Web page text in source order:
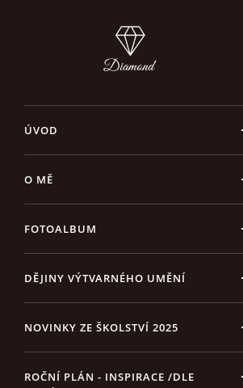
ÚVOD
O MĚ
FOTOALBUM
DĚJINY VÝTVARNÉHO UMĚNÍ
NOVINKY ZE ŠKOLSTVÍ 2025
ROČNÍ PLÁN - INSPIRACE /DLE